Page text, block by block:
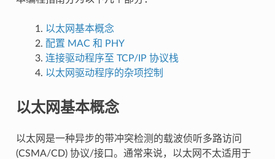
以太网基本概念
配置 MAC 和 PHY
连接驱动程序至 TCP/IP 协议栈
以太网驱动程序的杂项控制
以太网基本概念
以太网是一种异步的带冲突检测的载波侦听多路访问
(CSMA/CD) 协议/接口。通常来说，以太网不太适用于